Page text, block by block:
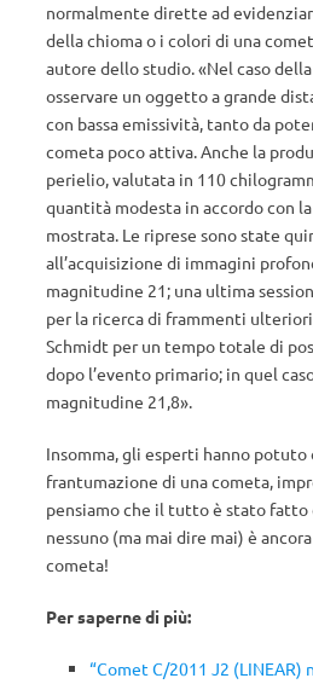
normalmente dirette ad
della chioma o i colori di una
autore dello studio. «Nel caso
osservare un oggetto a grande
con bassa emissività, tanto da
cometa poco attiva. Anche la
perielio, valutata in 110
quantità modesta in accordo con
mostrata. Le riprese sono state
all’acquisizione di immagini
magnitudine 21; una ultima
per la ricerca di frammenti
Schmidt per un tempo totale di
dopo l’evento primario; in quel
magnitudine 21,8».
Insomma, gli esperti hanno
frantumazione di una cometa,
pensiamo che il tutto è stato fatto
nessuno (ma mai dire mai) è
cometa!
Per saperne di più:
“Comet C/2011 J2